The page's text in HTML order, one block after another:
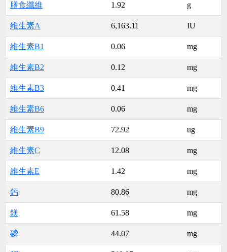
膳食纖維 1.92 g
維生素A 6,163.11 IU
維生素B1 0.06 mg
維生素B2 0.12 mg
維生素B3 0.41 mg
維生素B6 0.06 mg
維生素B9 72.92 ug
維生素C 12.08 mg
維生素E 1.42 mg
鈣 80.86 mg
鎂 61.58 mg
磷 44.07 mg